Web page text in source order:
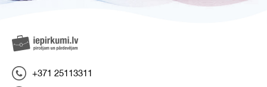
+371 25113311